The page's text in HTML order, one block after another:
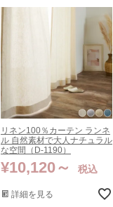
リネン100％カーテン ランネ
ル 自然素材で大人ナチュラル
な空間（D-1190）
¥10,120 税込
詳細を見る